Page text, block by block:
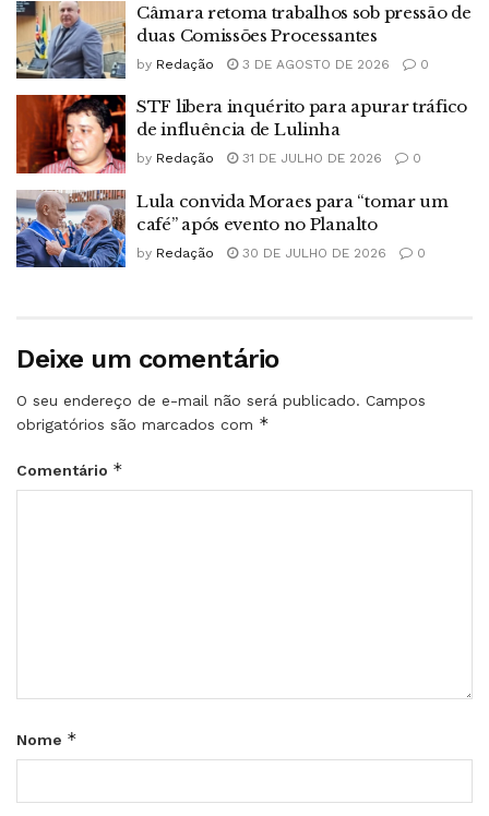
Câmara retoma trabalhos sob pressão de
duas Comissões Processantes
by Redação 3 DE AGOSTO DE 2026 0
STF libera inquérito para apurar tráfico
de influência de Lulinha
by Redação 31 DE JULHO DE 2026 0
Lula convida Moraes para “tomar um
café” após evento no Planalto
by Redação 30 DE JULHO DE 2026 0
Deixe um comentário
O seu endereço de e-mail não será publicado. Campos
obrigatórios são marcados com *
Comentário *
Nome *